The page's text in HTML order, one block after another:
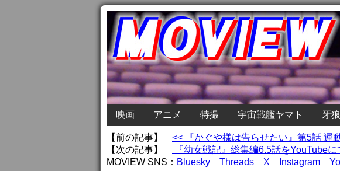
映画 アニメ 特撮 宇宙戦艦ヤマト 牙
【前の記事】 << 『かぐや様は告らせたい』第5話 運
【次の記事】
『幼女戦記』総集編6.5話をYouTube
MOVIEW SNS： Bluesky Threads X Instagram